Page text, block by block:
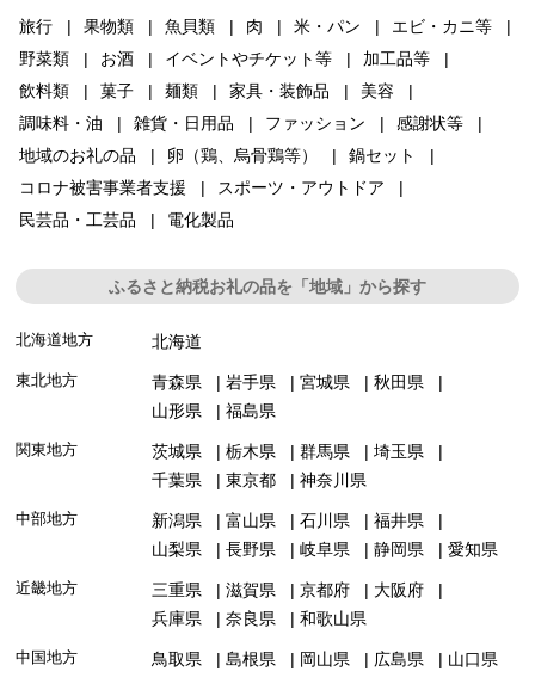
旅行 果物類 魚貝類 肉 米・パン
エビ・カニ等
野菜類
お酒 イベントやチケット等
加工品等
飲料類
菓子 麺類 家具・装飾品
美容
調味料・油
雑貨・日用品 ファッション
感謝状等
地域のお礼の品
卵（鶏、烏骨鶏等）
鍋セット
コロナ被害事業者支援
スポーツ・アウトドア
民芸品・工芸品
電化製品
ふるさと納税お礼の品を「地域」から探す
北海道地方 北海道
東北地方 青森県 岩手県 宮城県
秋田県
山形県
福島県
関東地方 茨城県 栃木県 群馬県
埼玉県
千葉県
東京都 神奈川県
中部地方 新潟県 富山県 石川県
福井県
山梨県
長野県 岐阜県 静岡県 愛知県
近畿地方 三重県 滋賀県 京都府
大阪府
兵庫県
奈良県 和歌山県
中国地方 鳥取県 島根県 岡山県 広島県 山口県